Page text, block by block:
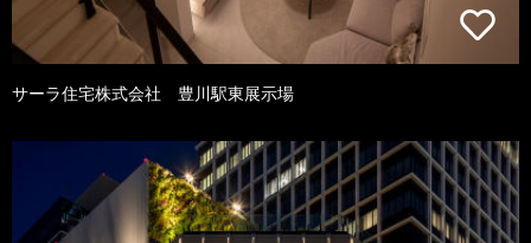
サーラ住宅株式会社 豊川駅東展示場